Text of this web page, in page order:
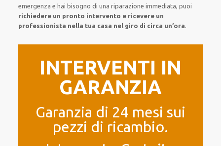
emergenza e hai bisogno diuna riparazione immediata, puoi
richiedere un pronto intervento e ricevere un
professionista nella tua casa nel giro di circa un’ora.
INTERVENTI IN
GARANZIA
Garanzia di 24 mesi sui
pezzi di ricambio.